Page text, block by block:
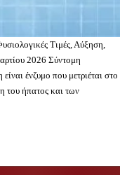
Τιμές, Αύξηση,
2026 Σύντομη
ένζυμο που μετριέται στο
του ήπατος και των